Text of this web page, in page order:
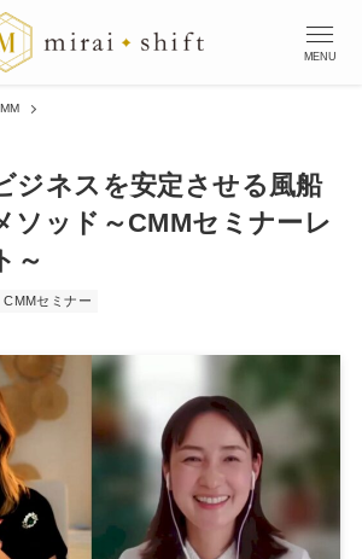
MENU
ジネスを安定させる風船
ソッド～CMMセミナーレ
～
CMMセミナー